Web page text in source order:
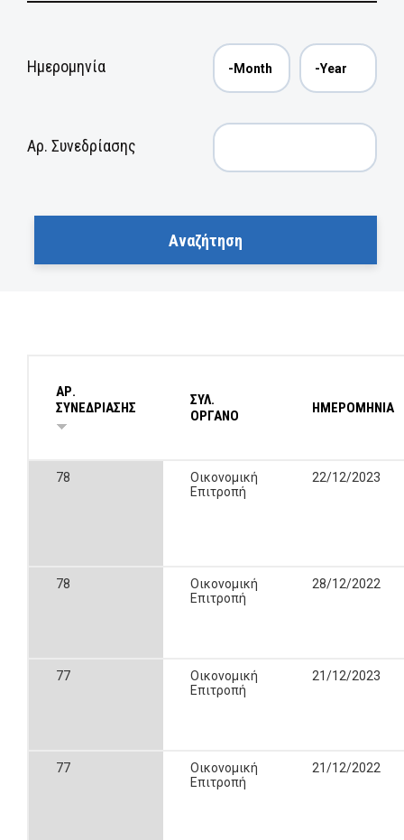
Ημερομηνία
Αρ. Συνεδρίασης
ΑΡ.
ΣΥΝΕΔΡΙΑΣΗΣ
ΣΥΛ.
ΟΡΓΑΝΟ
ΗΜΕΡΟΜΗΝΙΑ
78
Οικονομική
Επιτροπή
22/12/2023
78
Οικονομική
Επιτροπή
28/12/2022
77
Οικονομική
Επιτροπή
21/12/2023
77
Οικονομική
Επιτροπή
21/12/2022